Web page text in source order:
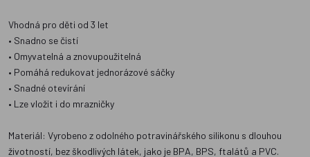
Vhodná pro děti od 3 let
• Snadno se čistí
• Omyvatelná a znovupoužitelná
• Pomáhá redukovat jednorázové sáčky
• Snadné otevírání
• Lze vložit i do mrazničky
Materiál: Vyrobeno z odolného potravinářského silikonu s dlouhou
životností, bez škodlivých látek, jako je BPA, BPS, ftalátů a PVC.